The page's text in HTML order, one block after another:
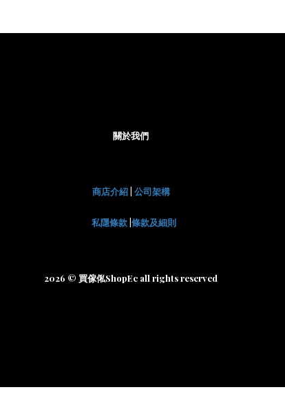
關於我們
商店介紹| 公司架構
私隱條款 條款及細則
2026 © 買傢俬ShopEc all rights reserved